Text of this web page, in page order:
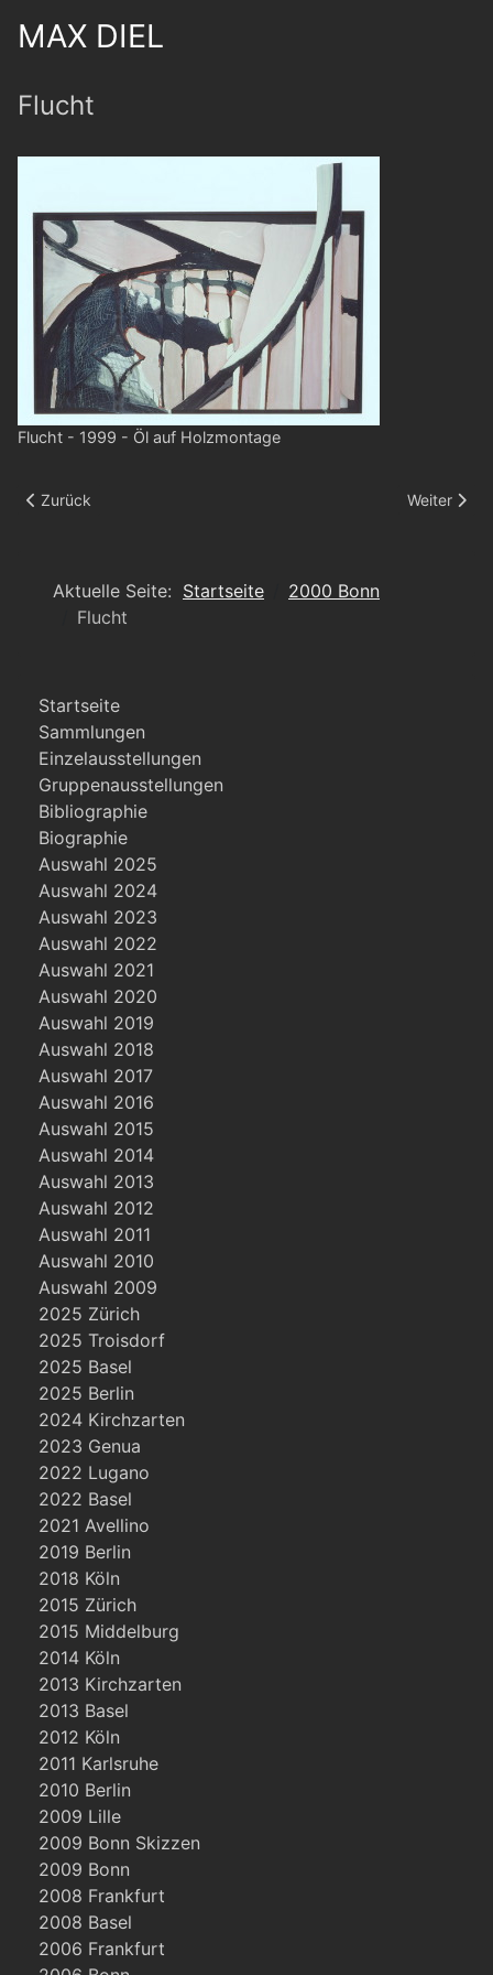
MAX DIEL
Flucht
Flucht - 1999 - Öl auf Holzmontage
Vorheriger Beitrag: Divorce
Zurück Nächster
Weiter
Aktuelle Seite: Startseite
2000 Bonn
Flucht
Startseite
Sammlungen
Einzelausstellungen
Gruppenausstellungen
Bibliographie
Biographie
Auswahl 2025
Auswahl 2024
Auswahl 2023
Auswahl 2022
Auswahl 2021
Auswahl 2020
Auswahl 2019
Auswahl 2018
Auswahl 2017
Auswahl 2016
Auswahl 2015
Auswahl 2014
Auswahl 2013
Auswahl 2012
Auswahl 2011
Auswahl 2010
Auswahl 2009
2025 Zürich
2025 Troisdorf
2025 Basel
2025 Berlin
2024 Kirchzarten
2023 Genua
2022 Lugano
2022 Basel
2021 Avellino
2019 Berlin
2018 Köln
2015 Zürich
2015 Middelburg
2014 Köln
2013 Kirchzarten
2013 Basel
2012 Köln
2011 Karlsruhe
2010 Berlin
2009 Lille
2009 Bonn Skizzen
2009 Bonn
2008 Frankfurt
2008 Basel
2006 Frankfurt